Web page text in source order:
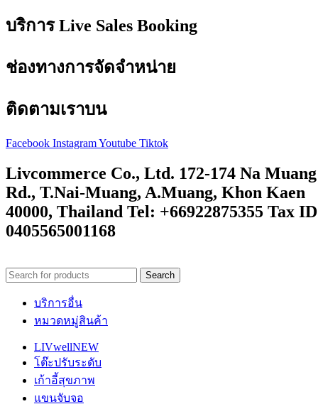
บริการ Live Sales Booking
ช่องทางการจัดจำหน่าย
ติดตามเราบน
Facebook InstagramYoutube Tiktok
Livcommerce Co., Ltd. 172-174 Na Muang
Rd., T.Nai-Muang, A.Muang, Khon Kaen
40000, Thailand Tel: +66922875355 Tax
0405565001168
Search
บริการอื่น
หมวดหมู่สินค้า
LIVwellNEW
โต๊ะปรับระดับ
เก้าอี้สุขภาพ
แขนจับจอ